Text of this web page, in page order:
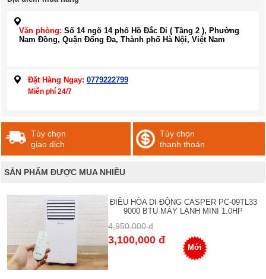
Văn phòng: Số 14 ngõ 14 phố Hồ Đắc Di ( Tầng 2 ), Phường
Nam Đồng, Quận Đống Đa, Thành phố Hà Nội, Việt Nam
Đặt Hàng Ngay: 0779222799
Miễn phí 24/7
Tùy chọn
giao dịch
Tùy chọn
thanh thoán
SẢN PHẨM ĐƯỢC MUA NHIỀU
ĐIỀU HÒA DI ĐỘNG CASPER PC-09TL33
9000 BTU MÁY LẠNH MINI 1.0HP
4,950,000 đ
3,100,000 đ
Mới